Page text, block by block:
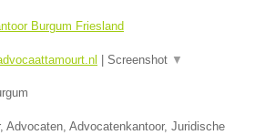
Burgum Friesland
| Screenshot ▼
Advocaten, Advocatenkantoor, Juridische